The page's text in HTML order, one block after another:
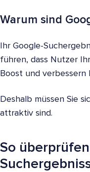
Warum sind
Ihr Google-
führen, dass Nutzer
Boost und verbessern
Deshalb müssen Sie
attraktiv sind.
So